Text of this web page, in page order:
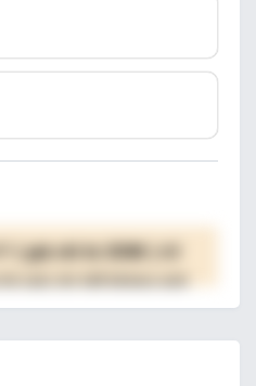
( giá chỉ từ 250K )